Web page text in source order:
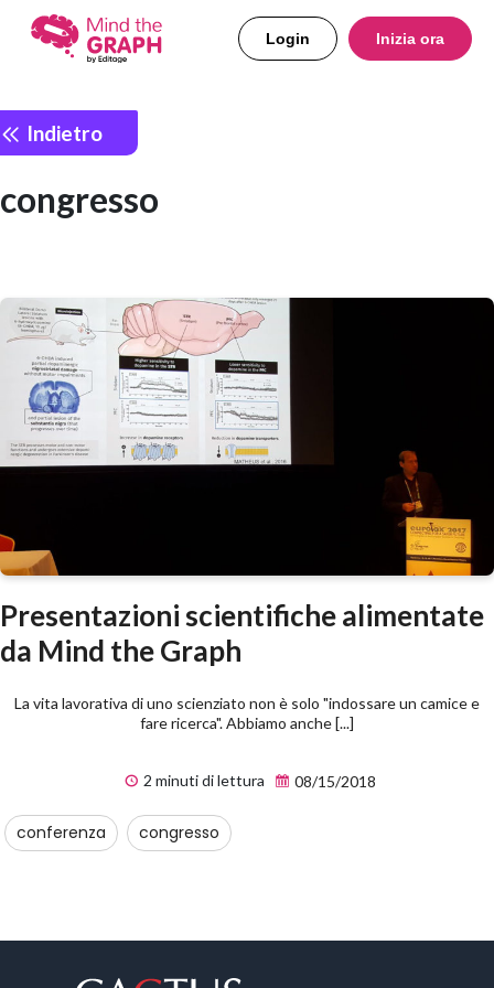
Login Inizia ora
Indietro
congresso
Presentazioni scientifiche alimentate
da Mind the Graph
La vita lavorativa di uno scienziato non è solo "indossare un camice e
fare ricerca". Abbiamo anche [...]
2 minuti di lettura 08/15/2018
conferenza congresso